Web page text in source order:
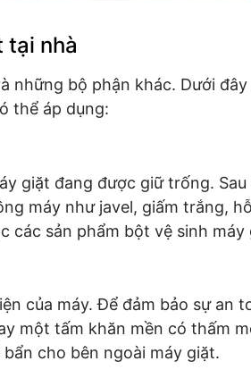
tại nhà
những bộ phận khác. Dưới
thể áp dụng:
giặt đang được giữ trống.
máy như javel, giấm trắng,
các sản phẩm bột vệ sinh máy
của máy. Để đảm bảo sự an
một tấm khăn mền có thấm
cho bên ngoài máy giặt.